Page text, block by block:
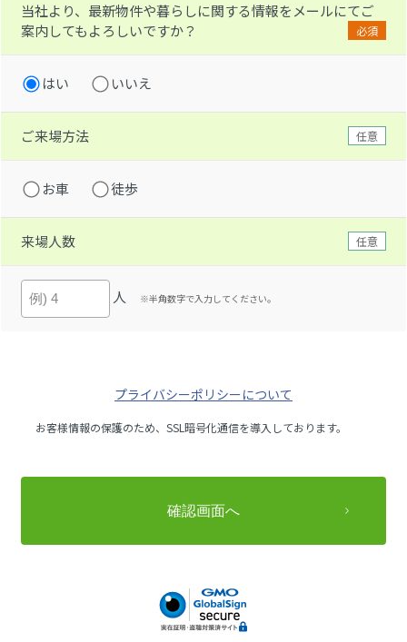
当社より、最新物件や暮らしに関する情報をメールにてご
案内してもよろしいですか？
必須
はい いいえ
ご来場方法 任意
お車 徒歩
来場人数 任意
人 ※半角数字で入力してください。
プライバシーポリシーについて
お客様情報の保護のため、SSL暗号化通信を導入しております。